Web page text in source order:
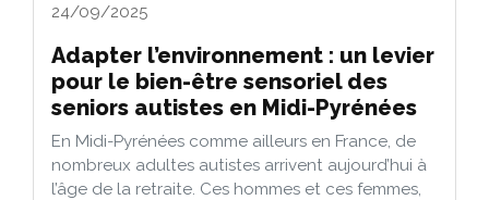
24/09/2025
Adapter l’environnement : un levier
pour le bien-être sensoriel des
seniors autistes en Midi-Pyrénées
En Midi-Pyrénées comme ailleurs en France, de
nombreux adultes autistes arrivent aujourd’hui à
l’âge de la retraite. Ces hommes et ces femmes,